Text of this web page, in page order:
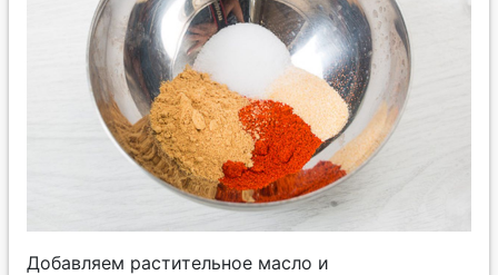
Добавляем растительное масло и